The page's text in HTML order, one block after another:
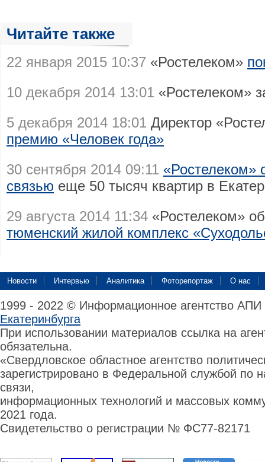
Читайте также
22 января 2015 10:37 «Ростелеком»
10 декабря 2014 13:01 «Ростелеком»
5 декабря 2014 18:01 Директор
премию «Человек года»
30 сентября 2014 09:11 «Ростелеком»
связью еще 50 тысяч квартир в
29 августа 2014 11:34 «Ростелеком»
тюменский жилой комплекс
Новости Интервью Аналитика Фоторепортаж О нас
1999 - 2022 © Информационное агентство
Екатеринбурга
При использовании материалов ссылка на
обязательна.
«Свердловское областное агентство
зарегистрировано в Федеральной службой по
связи,
информационных технологий и массовых
2021 года.
Свидетельство о регистрации № ФС77-82171